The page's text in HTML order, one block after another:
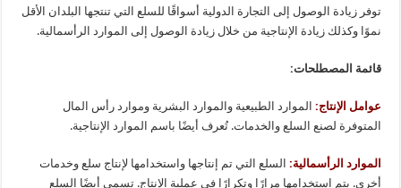
توفر زيادة الوصول إلى التجارة الدولية أسواقًا للسلع التي تنتجها البلدان الأقل
نموًا وكذلك زيادة الإنتاجية من خلال زيادة الوصول إلى الموارد الرأسمالية.
قائمة المصطلحات:
عوامل الإنتاج: الموارد الطبيعية والموارد البشرية وموارد رأس المال
المتوفرة لصنع السلع والخدمات. تُعرف أيضًا باسم الموارد الإنتاجية.
الموارد الرأسمالية: السلع التي تم إنتاجها واستخدامها لإنتاج سلع وخدمات
أخرى. يتم استخدامها مرارًا وتكرارًا في عملية الإنتاج. تسمى أيضًا السلع